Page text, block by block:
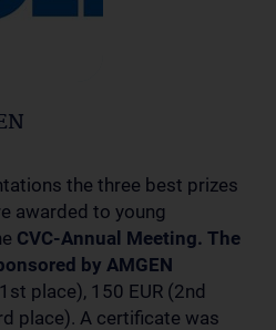
the three best prizes
awarded to young
CVC-Annual Meeting. The
by AMGEN
place), 150 EUR (2nd
place). A certificate was